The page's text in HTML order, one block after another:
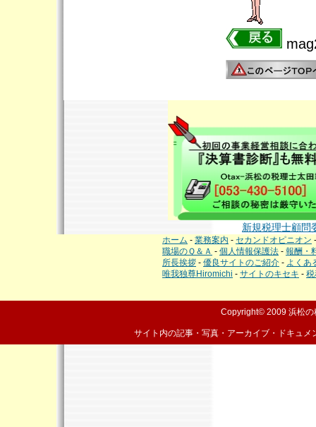
新規税理士顧問
ホーム - 業務案内 - セカンドオピニオン
職場のＱ＆Ａ - 個人情報保護法 - 報酬・
所長挨拶 - 優良サイトのご紹介 - よくあ
唯我独尊Hiromichi - サイトのキセキ -
Copyright© 2009 浜松の
サイト内の記事・写真・アーカイブ・ドキュ